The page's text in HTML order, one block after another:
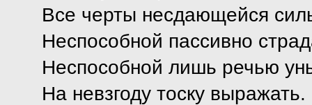
Все черты несдающейся
Неспособной пассивно
Неспособной лишь речью
На невзгоду тоску выражать.